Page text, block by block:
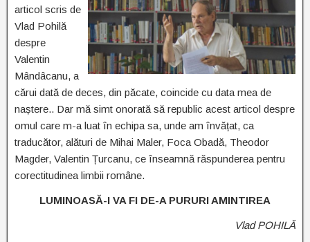
articol scris de
Vlad Pohilă
despre
Valentin
Mândâcanu, a
cărui dată de deces, din păcate, coincide cu data mea de
naștere.. Dar mă simt onorată să republic acest articol despre
omul care m-a luat în echipa sa, unde am învățat, ca
traducător, alături de Mihai Maler, Foca Obadă, Theodor
Magder, Valentin Țurcanu, ce înseamnă răspunderea pentru
corectitudinea limbii române.
LUMINOASĂ-I VA FI DE-A PURURI AMINTIREA
Vlad POHILĂ